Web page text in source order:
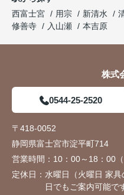
西富士宮
用宗 新清水
修善寺
入山瀬 本吉原
株式
0544-25-2520
〒418-0052
静岡県富士宮市淀平町714
営業時間： 10：00～18：00（
定休日： 水曜日（火曜日 家
日でもご案内可能で